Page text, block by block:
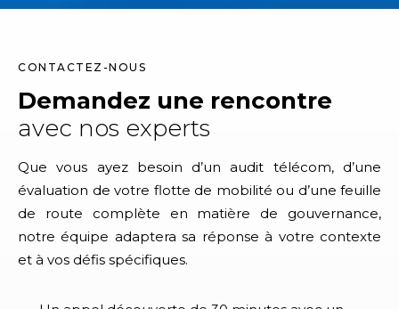
CONTACTEZ-NOUS
Demandez une rencontre
avec nos experts
Que vous ayez besoin d’un audit télécom, d’une
évaluation de votre flotte de mobilité ou d’une feuille
de route complète en matière de gouvernance,
notre équipe adaptera sa réponse à votre contexte
et à vos défis spécifiques.